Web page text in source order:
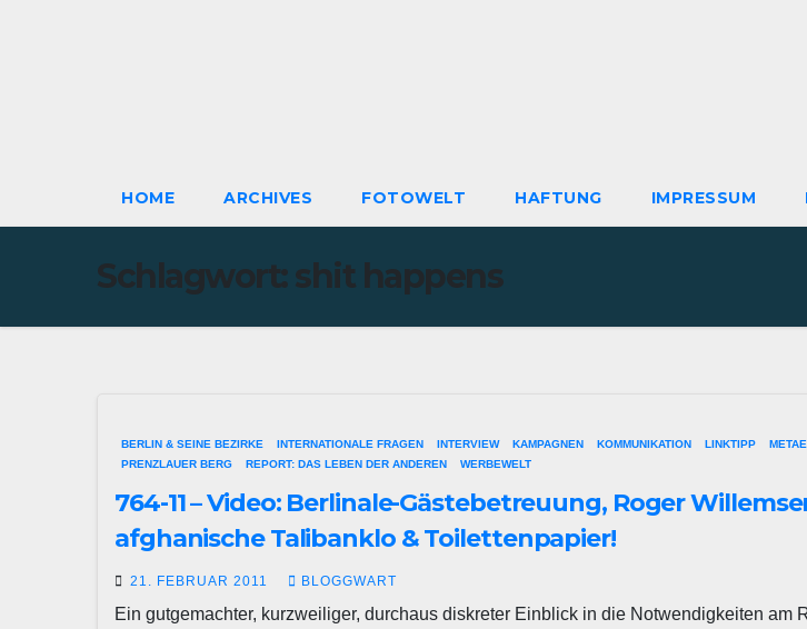
HOME ARCHIVES FOTOWELT HAFTUNG IMPRESSUM
Schlagwort:shit happens
BERLIN & SEINE BEZIRKE INTERNATIONALE FRAGEN INTERVIEW KAMPAGNEN KOMMUNIKATION LINKTIPP
PRENZLAUER BERG
REPORT: DAS LEBEN DER ANDEREN WERBEWELT
764-11 – Video: Berlinale-Gästebetreuung, Roger
afghanische Talibanklo & Toilettenpapier!
21. FEBRUAR 2011 BLOGGWART
Ein gutgemachter, kurzweiliger, durchaus diskreter Einblick in die Notwendigkeiten am